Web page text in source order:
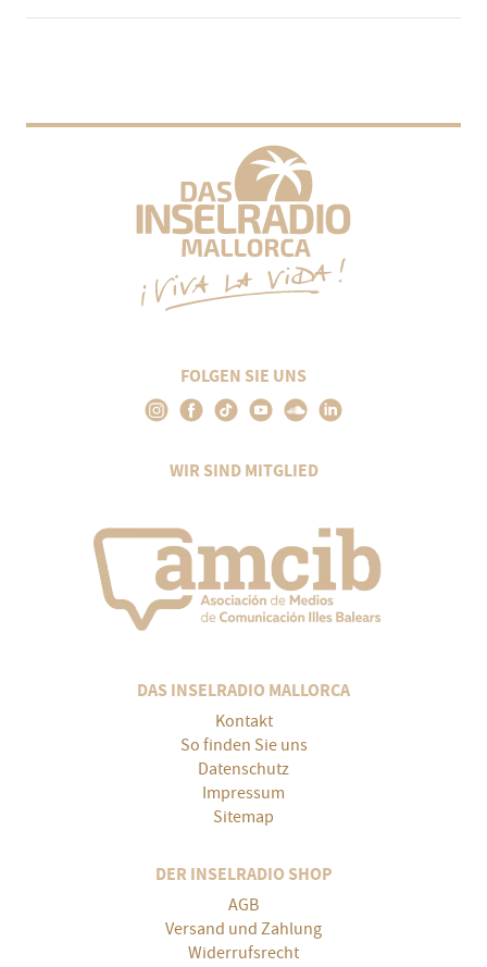
FOLGEN SIE UNS
WIR SIND MITGLIED
DAS INSELRADIO MALLORCA
Kontakt
So finden Sie uns
Datenschutz
Impressum
Sitemap
DER INSELRADIO SHOP
AGB
Versand und Zahlung
Widerrufsrecht